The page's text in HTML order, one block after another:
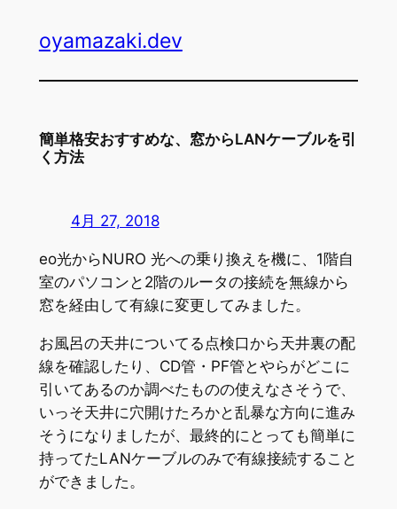
oyamazaki.dev
簡単格安おすすめな、窓からLANケーブルを引
く方法
4月 27, 2018
eo光からNURO 光への乗り換えを機に、1階自
室のパソコンと2階のルータの接続を無線から
窓を経由して有線に変更してみました。
お風呂の天井についてる点検口から天井裏の配
線を確認したり、CD管・PF管とやらがどこに
引いてあるのか調べたものの使えなさそうで、
いっそ天井に穴開けたろかと乱暴な方向に進み
そうになりましたが、最終的にとっても簡単に
持ってたLANケーブルのみで有線接続すること
ができました。